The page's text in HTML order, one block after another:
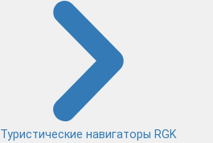
Туристические навигаторы RGK